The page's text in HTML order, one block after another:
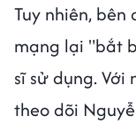
Tuy nhiên,
mạng lại "bắt
sĩ sử dụng.
theo dõi